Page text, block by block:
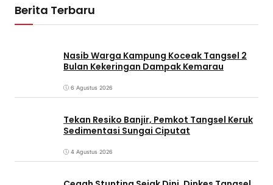
Berita Terbaru
Nasib Warga Kampung Koceak Tangsel 2
Bulan Kekeringan Dampak Kemarau
6 Agustus 2026
Tekan Resiko Banjir, Pemkot Tangsel Keruk
Sedimentasi Sungai Ciputat
4 Agustus 2026